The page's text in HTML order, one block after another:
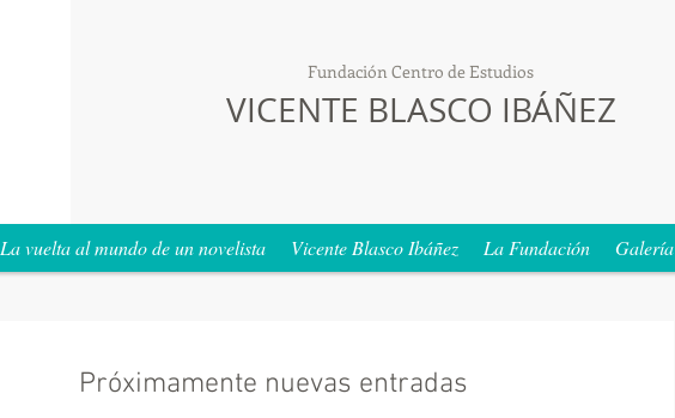
La vuelta al mundo de un novelista Vicente Blasco Ibáñez La Fundación Galería
Fundación Centro de Estudios
VICENTE BLASCO IBÁÑEZ
Próximamente nuevas entradas